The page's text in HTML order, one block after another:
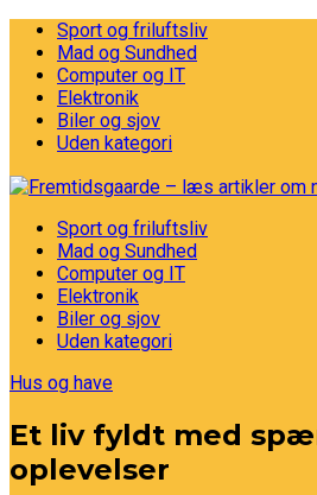
Sport og friluftsliv
Mad og Sundhed
Computer og IT
Elektronik
Biler og sjov
Uden kategori
Sport og friluftsliv
Mad og Sundhed
Computer og IT
Elektronik
Biler og sjov
Uden kategori
Hus og have
Et liv fyldt med
oplevelser